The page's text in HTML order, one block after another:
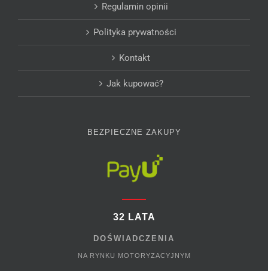
Regulamin opinii
Polityka prywatności
Kontakt
Jak kupować?
BEZPIECZNE ZAKUPY
32 LATA
DOŚWIADCZENIA
NA RYNKU MOTORYZACYJNYM